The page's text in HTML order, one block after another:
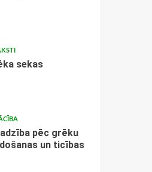
sekas
pēc grēku
un ticības